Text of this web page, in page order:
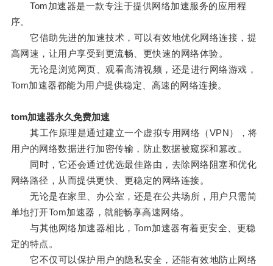
Tom加速器是一款专注于提供网络加速服务的应用程
序。
它借助先进的加速技术，可以有效地优化网络连接，提
高网速，让用户享受到更流畅、更快速的网络体验。
无论是浏览网页、观看高清视频，还是进行网络游戏，
Tom加速器都能为用户提供稳定、高速的网络连接。
tom加速器永久免费加速
其工作原理是通过建立一个虚拟专用网络（VPN），将
用户的网络数据进行加密传输，防止数据被窥探和篡改。
同时，它还会通过优选最佳路由，去除网络阻塞和优化
网络路径，从而提供更快、更稳定的网络连接。
无论是在家里、办公室，还是在公共场所，用户只需简
单地打开Tom加速器，就能畅享高速网络。
与其他网络加速器相比，Tom加速器有着更安全、更稳
定的特点。
它不仅可以保护用户的隐私安全，还能有效地防止网络